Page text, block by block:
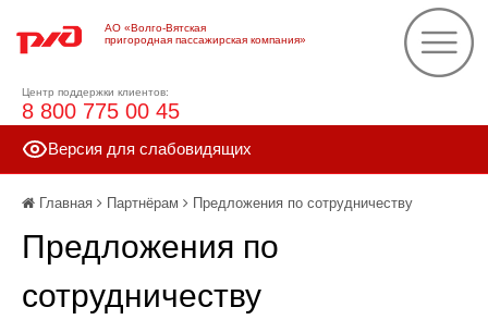
АО «Волго-Вятская
пригородная пассажирская компания»
Центр поддержки клиентов:
8 800 775 00 45
Версия для слабовидящих
Главная Партнёрам Предложения по сотрудничеству
Предложения по
сотрудничеству